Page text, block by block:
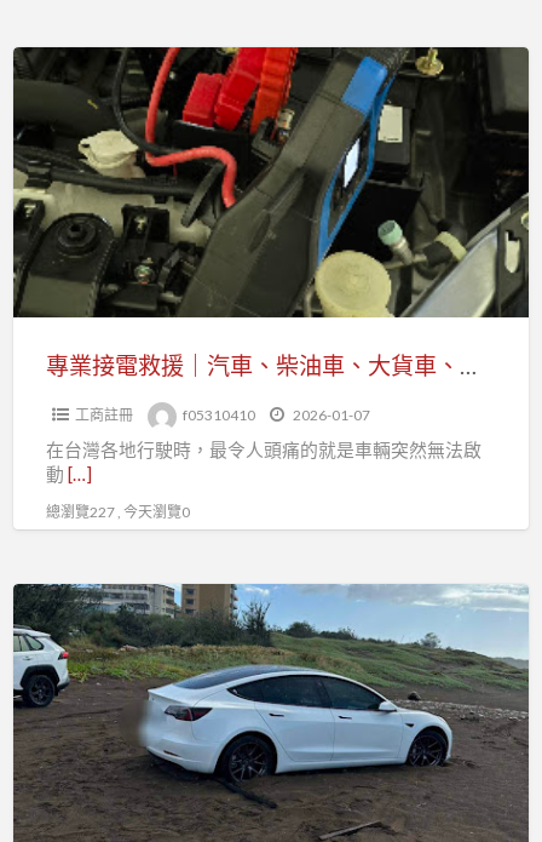
到
山
區
拖
吊
全
方
位
應
專
接
電
救
援
｜
汽
車、
車、
車、
車、
重
機
全
天
候
服
務
專業接電救援｜汽車、柴油車、大貨車、機車、重機全天候服務
工商註冊 f05310410 2026-01-07
在台灣各地行駛時，最令人頭痛的就是車輛突然無法啟
動 […]
總瀏覽227 , 今天瀏覽0
沙
灘
陷
車
救
援
完
整